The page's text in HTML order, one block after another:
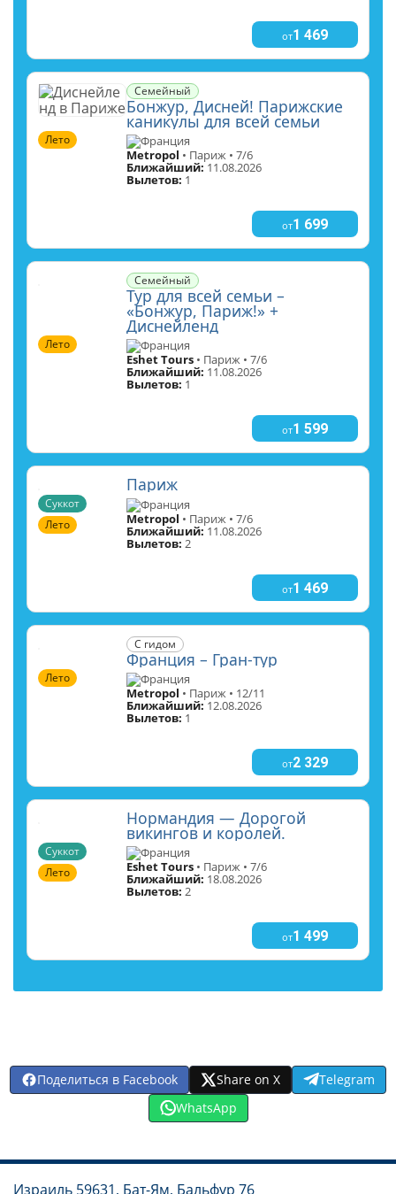
от1 469
Семейный
Бонжур, Дисней! Парижские
каникулы для всей семьи
Лето
Франция
Metropol • Париж • 7/6
Ближайший: 11.08.2026
Вылетов: 1
от1 699
Семейный
Тур для всей семьи –
«Бонжур, Париж!» +
Диснейленд
Лето
Франция
Eshet Tours • Париж • 7/6
Ближайший: 11.08.2026
Вылетов: 1
от1 599
Париж
Суккот
Лето
Франция
Metropol • Париж • 7/6
Ближайший: 11.08.2026
Вылетов: 2
от1 469
С гидом
Франция – Гран-тур
Лето
Франция
Metropol • Париж • 12/11
Ближайший: 12.08.2026
Вылетов: 1
от2 329
Нормандия — Дорогой
викингов и королей.
Суккот
Лето
Франция
Eshet Tours • Париж • 7/6
Ближайший: 18.08.2026
Вылетов: 2
от1 499
Поделиться в Facebook Share on X
Telegram
WhatsApp
Израиль 59631, Бат-Ям, Бальфур 76